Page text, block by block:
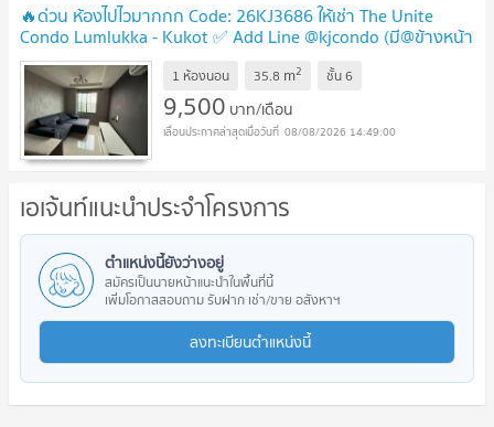
🔥ด่วน ห้องไปไวมากกก Code: 26KJ3686 ให้เช่า The Unite
Condo Lumlukka - Kukot ✅ Add Line @kjcondo (มี@ข้างหน้า
ด้วยนะคะ) UPDATE !
1 ห้องนอน 35.8 m2 ชั้น6
9,500 บาท/เดือน
08/08/2026 14:49:00
เอเจ้นท์แนะนำประจำโครงการ
ตำแหน่งนี้ยังว่างอยู่
สมัครเป็นนายหน้าแนะนำในพื้นที่นี้
เพิ่มโอกาสสอบถาม รับฝาก เช่า/ขาย อสังหาฯ
ลงทะเบียนตำแหน่งนี้